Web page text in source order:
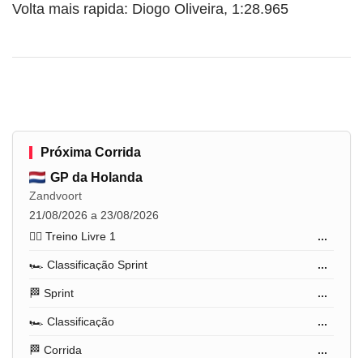
Volta mais rapida: Diogo Oliveira, 1:28.965
Próxima Corrida
GP da Holanda
Zandvoort
21/08/2026 a 23/08/2026
🏋️‍♂️ Treino Livre 1
...
🏎️ Classificação Sprint ...
🏁 Sprint ...
🏎️ Classificação ...
🏁 Corrida ...